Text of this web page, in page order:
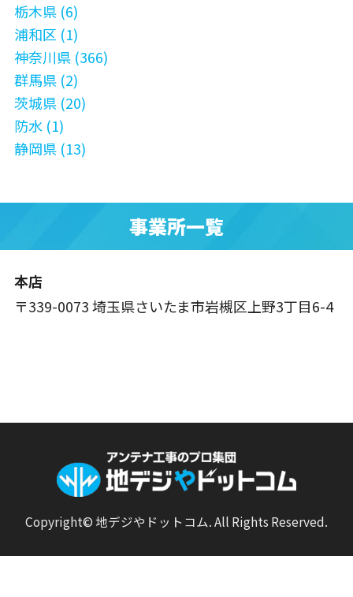
栃木県 (6)
浦和区 (1)
神奈川県 (366)
群馬県 (2)
茨城県 (20)
防水 (1)
静岡県 (13)
事業所一覧
本店
〒339-0073 埼玉県さいたま市岩槻区上野3丁目6-4
Copyright© 地デジやドットコム. All Rights Reserved.